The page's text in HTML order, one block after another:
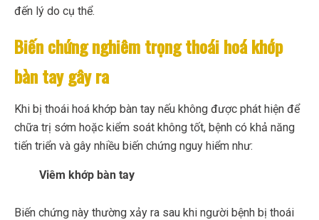
đến lý do cụ thể.
Biến chứng nghiêm trọng thoái hoá khớp
bàn tay gây ra
Khi bị thoái hoá khớp bàn tay nếu không được phát hiện để
chữa trị sớm hoặc kiểm soát không tốt, bệnh có khả năng
tiến triển và gây nhiều biến chứng nguy hiểm như:
Viêm khớp bàn tay
Biến chứng này thường xảy ra sau khi người bệnh bị thoái